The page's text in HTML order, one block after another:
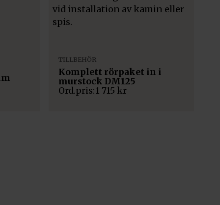
TILLBEHÖR
Komplett rörpaket in i
murstock DM125
1 715 kr